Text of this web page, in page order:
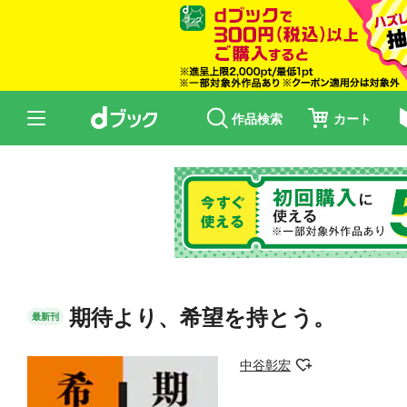
作品検索 カート
最新刊 期待より、希望を持とう。
中谷彰宏